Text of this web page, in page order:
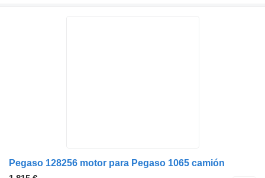
Pegaso 128256 motor para Pegaso 1065 camión